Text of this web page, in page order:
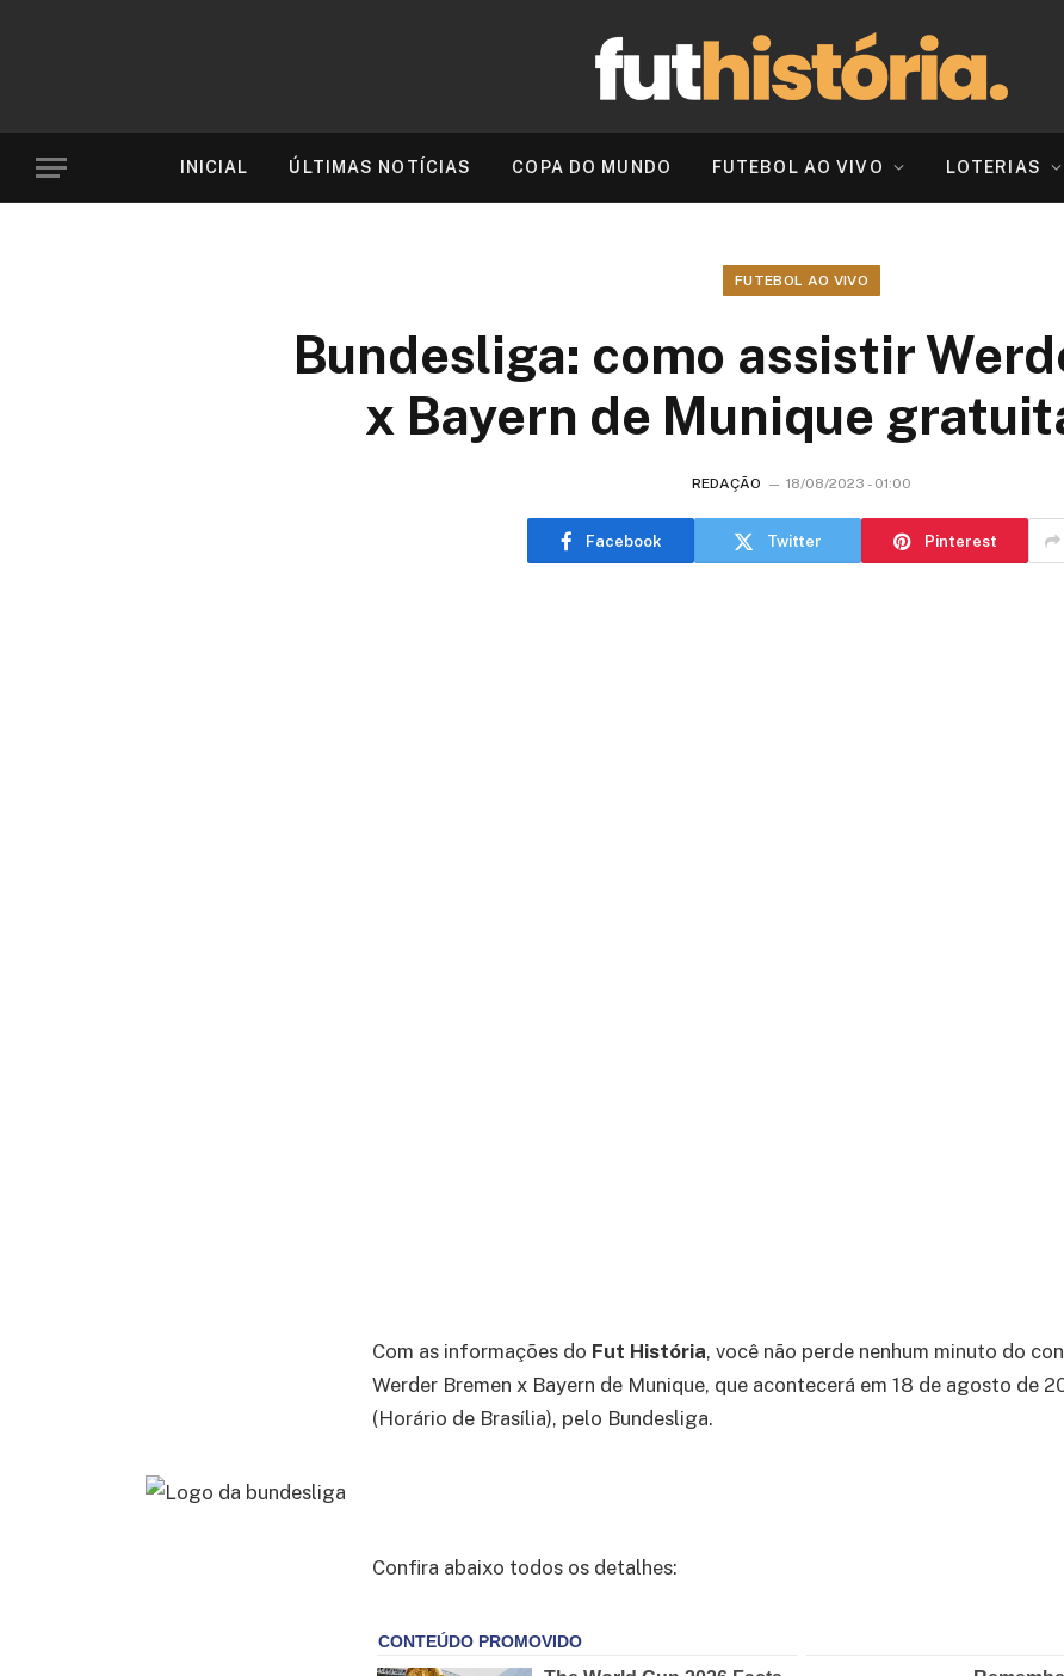
INICIAL ÚLTIMAS NOTÍCIAS COPA DO MUNDO FUTEBOL AO VIVO LOTERIAS
FUTEBOL AO VIVO
Bundesliga: como assistir
x Bayern de Munique
REDAÇÃO 18/08/2023 - 01:00
Facebook Twitter Pinterest
Com as informações do Fut História, você não perde nenhum minuto do
Werder Bremen x Bayern de Munique, que acontecerá em 18 de agosto de
(Horário de Brasília), pelo Bundesliga.
Confira abaixo todos os detalhes: